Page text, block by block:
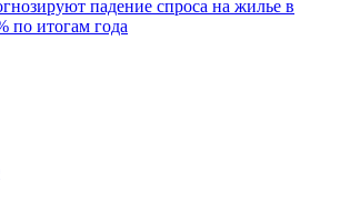
падение спроса на жилье в
по итогам года